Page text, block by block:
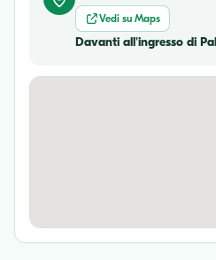
Vedi su Maps
Davanti all'ingresso di